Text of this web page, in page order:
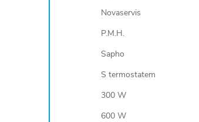
Novaservis
P.M.H.
Sapho
S termostatem
300 W
600 W